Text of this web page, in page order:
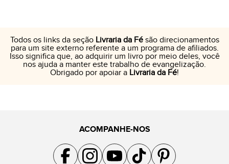
Todos os links da seção Livraria da Fésão direcionamentos
para um site externo referente a um programa de afiliados.
Isso significa que, ao adquirir um livro por meio deles, você
nos ajuda a manter este trabalho de evangelização.
Obrigado por apoiar a Livraria da Fé!
ACOMPANHE-NOS
Acompanhe a gente no Facebook
Acompanhe a gente no Instagram
Acompanhe a gente no YouTube
Acompanhe a gente no TikTok
Acompanhe a gente no